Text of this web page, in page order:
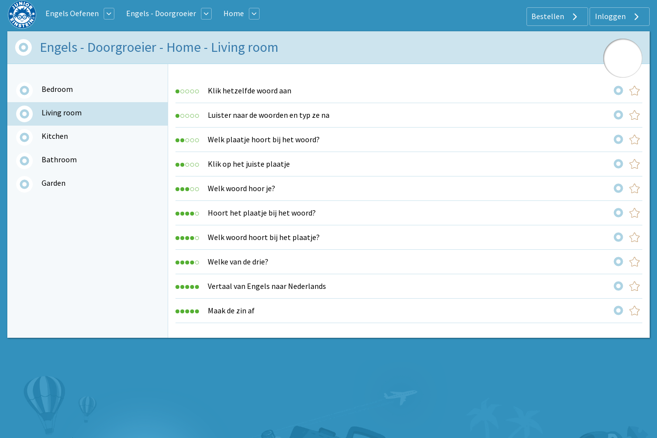
Engels Oefenen Engels - Doorgroeier Home Bestellen Inloggen
Engels - Doorgroeier - Home - Living room
Bedroom
Living room
Kitchen
Bathroom
Garden
Klik hetzelfde woord aan
Luister naar de woorden en typ ze na
Welk plaatje hoort bij het woord?
Klik op het juiste plaatje
Welk woord hoor je?
Hoort het plaatje bij het woord?
Welk woord hoort bij het plaatje?
Welke van de drie?
Vertaal van Engels naar Nederlands
Maak de zin af